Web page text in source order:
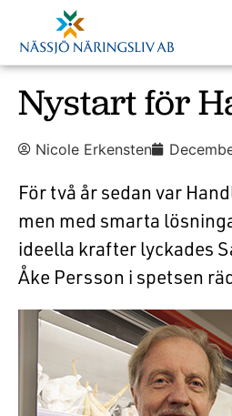
Nystart för
Nicole Erkensten
För två år sedan var
men med smarta
ideella krafter lyckades
Åke Persson i spetsen